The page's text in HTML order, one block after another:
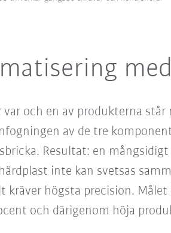
var och en av produkterna
av de tre
Resultat: en
inte kan svetsas
kräver högsta precision.
och därigenom höja